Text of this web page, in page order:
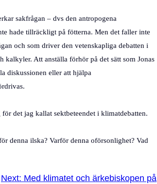
sakfrågan – dvs den antropogena
hade tillräckligt på fötterna. Men det faller inte
och som driver den vetenskapliga debatten i
Att anställa förhör på det sätt som Jonas
diskussionen eller att hjälpa
det jag kallat sektbeteendet i klimatdebatten.
denna ilska? Varför denna oförsonlighet? Vad
Next: Med klimatet och ärkebiskopen på